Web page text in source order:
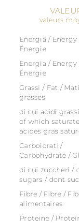
valeurs
Energia / Energy
Énergie
Energia / Energy
Énergie
Grassi / Fat /
grasses
di cui acidi
of which
acides gras
Carboidrati /
Carbohydrate /
di cui zuccheri /
sugars / dont
Fibre / Fibre /
alimentaires
Proteine /